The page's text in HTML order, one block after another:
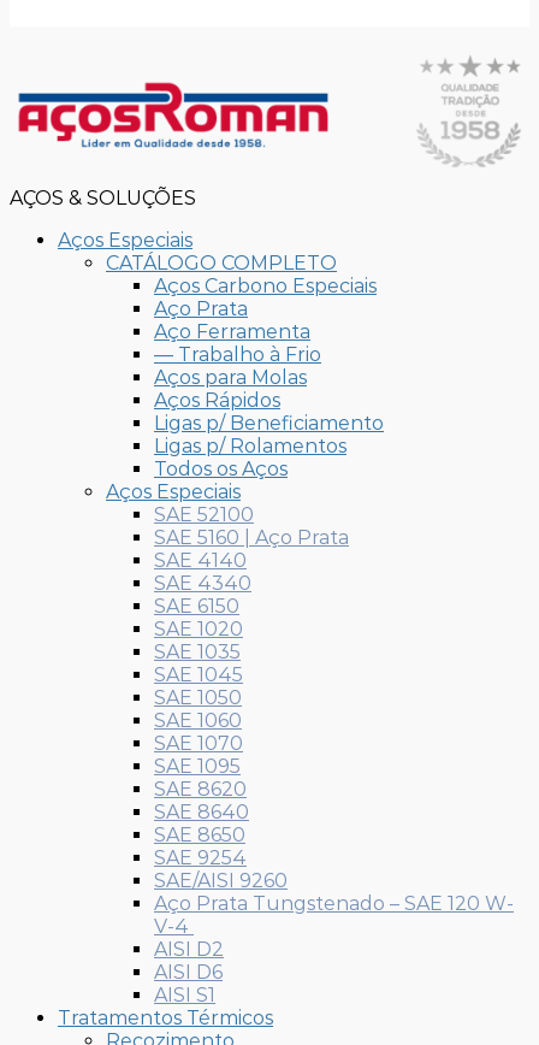
AÇOS & SOLUÇÕES
Aços Especiais
CATÁLOGO COMPLETO
Aços Carbono Especiais
Aço Prata
Aço Ferramenta
— Trabalho à Frio
Aços para Molas
Aços Rápidos
Ligas p/ Beneficiamento
Ligas p/ Rolamentos
Todos os Aços
Aços Especiais
SAE 52100
SAE 5160 | Aço Prata
SAE 4140
SAE 4340
SAE 6150
SAE 1020
SAE 1035
SAE 1045
SAE 1050
SAE 1060
SAE 1070
SAE 1095
SAE 8620
SAE 8640
SAE 8650
SAE 9254
SAE/AISI 9260
Aço Prata Tungstenado – SAE 120 W-
V-4
AISI D2
AISI D6
AISI S1
Tratamentos Térmicos
Recozimento